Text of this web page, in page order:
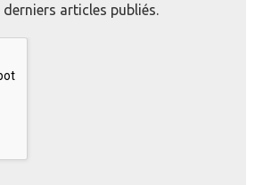
articles publiés.